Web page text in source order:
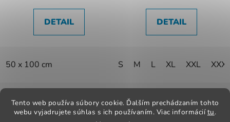
Tento web používa súbory cookie. Ďalším prechádzaním tohto
webu vyjadrujete súhlas s ich používaním. Viac informáciítu.
DETAIL
50 x 100 cm
DETAIL
S M L XL XXL
Z
Kontakt Obchodné podmienky
Odstúpenie od zmluvy
Reklamačný poriadok Obchodné podmienky